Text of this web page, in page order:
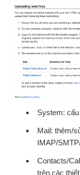
System:
Mail: thêm/
IMAP/
Contacts/
trên các